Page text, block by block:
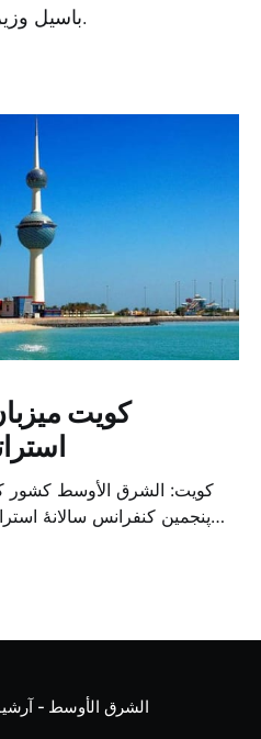
باسیل وزیر خارجهٔ لبنان دیدار می‌کند.
کویت
کویت: الشرق الأوسط کشور
پنجمین کنفرانس سالانهٔ
متخصص از شرکت‌های
الشرق الأوسط -